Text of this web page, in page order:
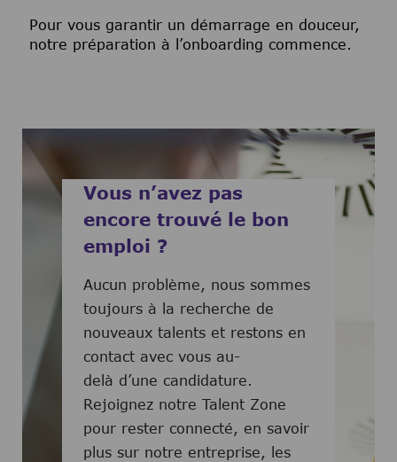
Pour vous garantir un démarrage en douceur,
notre préparation à l’onboarding commence.
Vous n’avez pas
encore trouvé le bon
emploi ?
Aucun problème, nous sommes
toujours à la recherche de
nouveaux talents et restons en
contact avec vous au-
delà d’une candidature.
Rejoignez notre Talent Zone
pour rester connecté, en savoir
plus sur notre entreprise, les